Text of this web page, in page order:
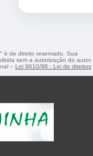
" é de direito reservado. Sua
sem a autorização do autor.
– Lei 9610/98 - Lei de direitos